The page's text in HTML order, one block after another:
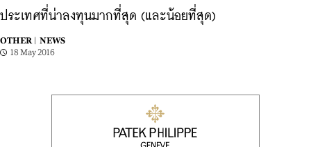
ประเทศที่น่าลงทุนมากที่สุด (และน้อยที่สุด)
OTHER |
NEWS
18 May 2016